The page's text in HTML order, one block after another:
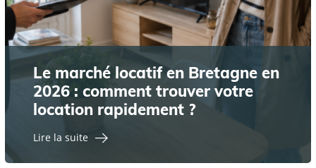
Le marché locatif en Bretagne en
2026 : comment trouver votre
location rapidement ?
Lire la suite